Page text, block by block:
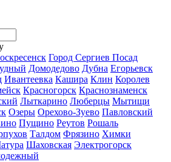
Город Сергиев Посад
Домодедово Дубна Егорьевск
Ивантеевка Кашира Клин Королев
Красногорск Краснознаменск
Лыткарино Люберцы Мытищи
Озеры Орехово-Зуево Павловский
Пущино Реутов Рошаль
Талдом Фрязино Химки
Шаховская Электрогорск